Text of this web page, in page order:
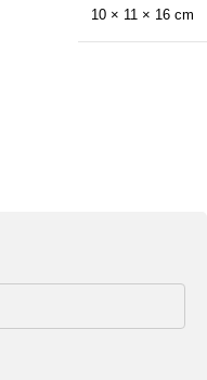
10 × 11 × 16 cm